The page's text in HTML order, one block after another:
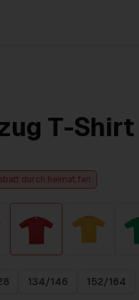
T-
durch heimat.fan
134/146
152/164